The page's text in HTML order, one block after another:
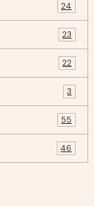
24
23
22
3
55
46